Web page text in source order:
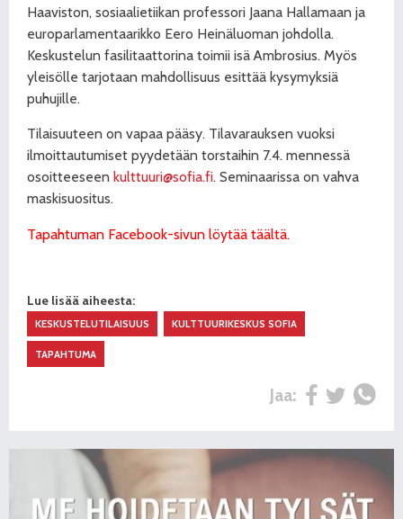
Haaviston, sosiaalietiikan professori Jaana Hallamaan ja
europarlamentaarikko Eero Heinäluoman johdolla.
Keskustelun fasilitaattorina toimii isä Ambrosius. Myös
yleisölle tarjotaan mahdollisuus esittää kysymyksiä
puhujille.
Tilaisuuteen on vapaa pääsy. Tilavarauksen vuoksi
ilmoittautumiset pyydetään torstaihin 7.4. mennessä
osoitteeseen kulttuuri@sofia.fi. Seminaarissa on vahva
maskisuositus.
Tapahtuman Facebook-sivun löytää täältä.
Lue lisää aiheesta:
KESKUSTELUTILAISUUS KULTTUURIKESKUS SOFIA
TAPAHTUMA
Jaa: